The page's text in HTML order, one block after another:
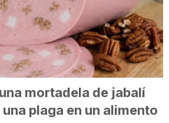
mortadela de jabalí
plaga en un alimento